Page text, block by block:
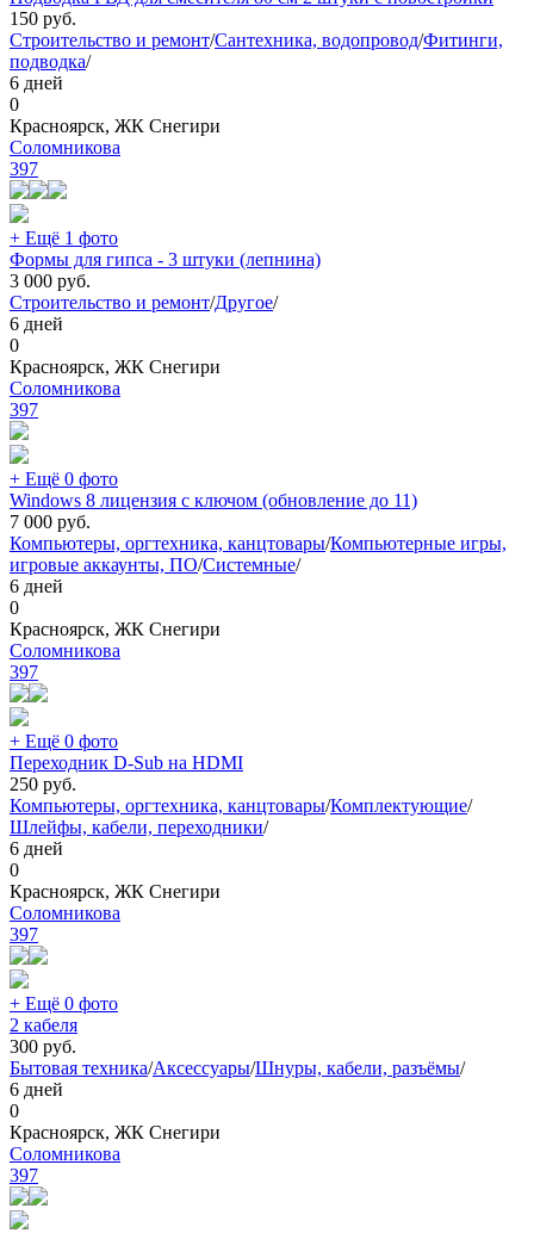
150 руб.
Строительство и ремонт/Сантехника, водопровод/Фитинги,
подводка/
6 дней
0
Красноярск, ЖК Снегири
Соломникова
397
+ Ещё 1 фото
Формы для гипса - 3 штуки (лепнина)
3 000 руб.
Строительство и ремонт/Другое/
6 дней
0
Красноярск, ЖК Снегири
Соломникова
397
+ Ещё 0 фото
Windows 8 лицензия с ключом (обновление до 11)
7 000 руб.
Компьютеры, оргтехника, канцтовары/Компьютерные игры,
игровые аккаунты, ПО/Системные/
6 дней
0
Красноярск, ЖК Снегири
Соломникова
397
+ Ещё 0 фото
Переходник D-Sub на HDMI
250 руб.
Компьютеры, оргтехника, канцтовары/Комплектующие/
Шлейфы, кабели, переходники/
6 дней
0
Красноярск, ЖК Снегири
Соломникова
397
+ Ещё 0 фото
2 кабеля
300 руб.
Бытовая техника/Аксессуары/Шнуры, кабели, разъёмы/
6 дней
0
Красноярск, ЖК Снегири
Соломникова
397